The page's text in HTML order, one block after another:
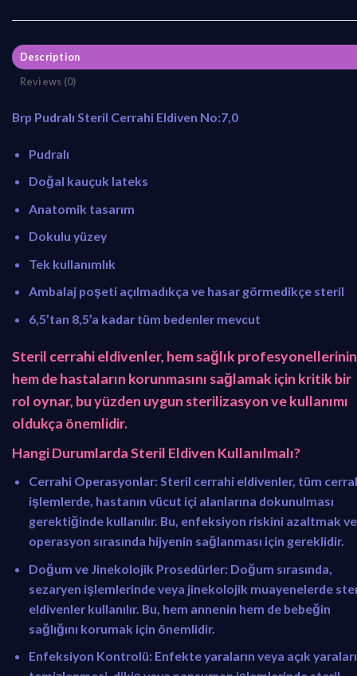
₺
1
9
2
,
.
Description
Reviews (0)
Brp Pudralı Steril Cerrahi Eldiven No:7,0
Pudralı
Doğal kauçuk lateks
Anatomik tasarım
Dokulu yüzey
Tek kullanımlık
Ambalaj poşeti açılmadıkça ve hasar görmedikçe steril
6,5’tan 8,5’a kadar tüm bedenler mevcut
Steril cerrahi eldivenler, hem sağlık profesyonellerinin
hem de hastaların korunmasını sağlamak için kritik bir
rol oynar, bu yüzden uygun sterilizasyon ve kullanımı
oldukça önemlidir.
Hangi Durumlarda Steril Eldiven Kullanılmalı?
Cerrahi Operasyonlar:Steril cerrahi eldivenler, tüm
işlemlerde, hastanın vücut içi alanlarına dokunulması
gerektiğinde kullanılır. Bu, enfeksiyon riskini azaltmak ve
operasyon sırasında hijyenin sağlanması için gereklidir.
Doğum ve Jinekolojik Prosedürler:Doğum sırasında,
sezaryen işlemlerinde veya jinekolojik muayenelerde
eldivenler kullanılır. Bu, hem annenin hem de bebeğin
sağlığını korumak için önemlidir.
Enfeksiyon Kontrolü:Enfekte yaraların veya açık